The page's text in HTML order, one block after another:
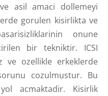
asil amaci dollemeyi
gorulen kisirlikta ve
onune
bir tekniktir. ICSI
ozellikle erkeklerde
cozulmustur. Bu
acmaktadir. Kisirlik